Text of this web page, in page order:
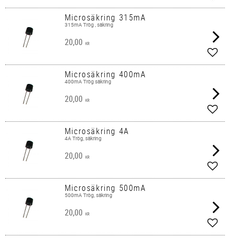
Microsäkring 315mA
315mA Trög , säkring
20,00 KR
Microsäkring 400mA
400mA Trög säkring
20,00 KR
Microsäkring 4A
4A Trög, säkring
20,00 KR
Microsäkring 500mA
500mA Trög, säkring
20,00 KR